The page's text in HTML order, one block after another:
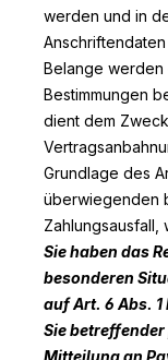
werden und in
Belange
Bestimmungen
dient dem
Grundlage des
überwiegenden
Zahlungsausfall,
Sie haben das
besonderen
auf Art. 6 Abs.
Sie
Mitteilung an